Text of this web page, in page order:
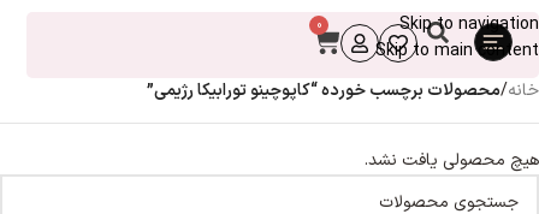
Skip to navigation
Skip to main content
0
خانه/محصولات برچسب خورده “کاپوچینو تورابیکا رژیمی”
هیچ محصولی یافت نشد.